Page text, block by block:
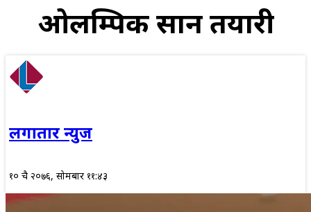
ओलम्पिक सार्ने तयारी
लगातार न्युज
१० चैत्र २०७६, सोमबार ११:४३